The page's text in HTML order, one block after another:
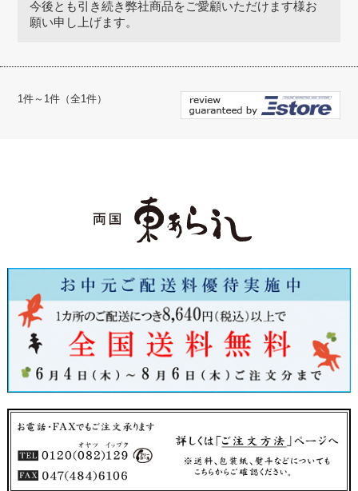
今後とも引き続き弊社商品をご愛顧いただけます様お
願い申し上げます。
1件～1件（全1件）